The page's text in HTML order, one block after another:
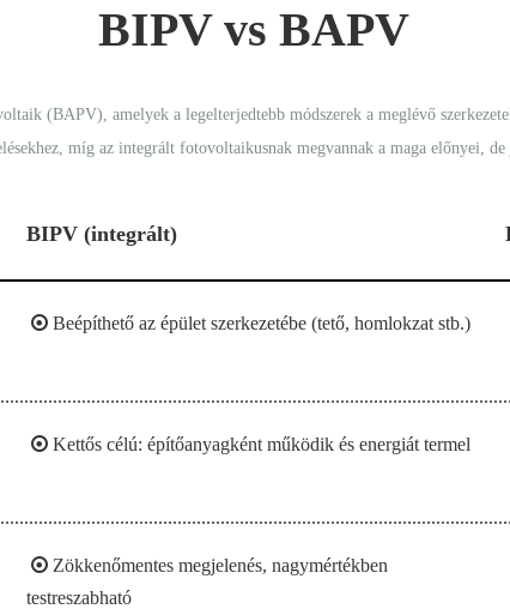
BIPV vs BAPV
(BAPV), amelyek a legelterjedtebb módszerek a meglévő
míg az integrált fotovoltaikusnak megvannak a maga előnyei,
BIPV (integrált)
 Beépíthető az épület szerkezetébe (tető, homlokzat stb.)
 Kettős célú: építőanyagként működik és energiát termel
 Zökkenőmentes megjelenés, nagymértékben
testreszabható